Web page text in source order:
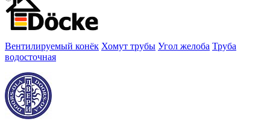
Вентилируемый конёк Хомут трубы Угол желоба Труба
водосточная